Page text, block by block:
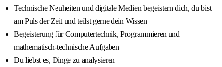
Technische Neuheiten und digitale Medien begeistern dich, du bist
am Puls der Zeit und teilst gerne dein Wissen
Begeisterung für Computertechnik, Programmieren und
mathematisch-technische Aufgaben
Du liebst es, Dinge zu analysieren